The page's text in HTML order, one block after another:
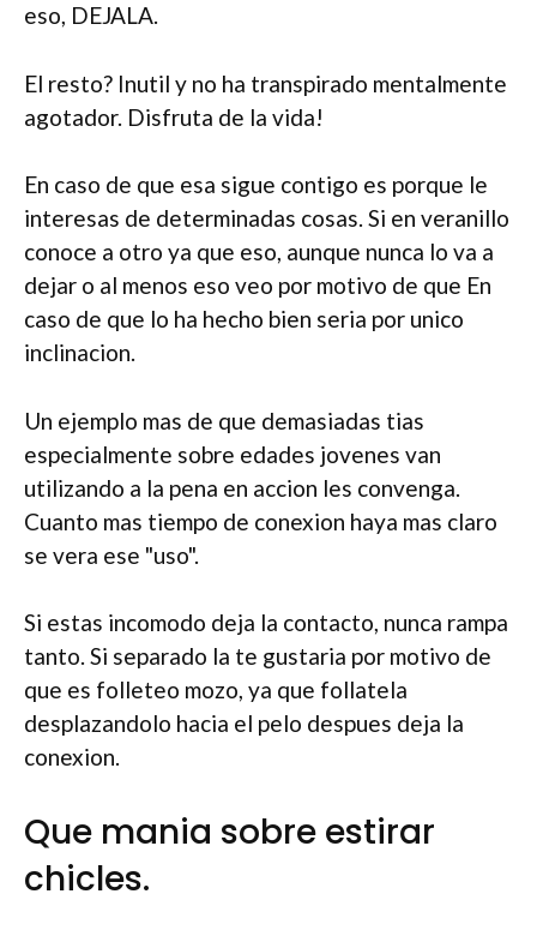
eso, DEJALA.
El resto? Inutil y no ha transpirado mentalmente
agotador. Disfruta de la vida!
En caso de que esa sigue contigo es porque le
interesas de determinadas cosas. Si en veranillo
conoce a otro ya que eso, aunque nunca lo va a
dejar o al menos eso veo por motivo de que En
caso de que lo ha hecho bien seri­a por unico
inclinacion.
Un ejemplo mas de que demasiadas tias
especialmente sobre edades jovenes van
utilizando a la pena en accion les convenga.
Cuanto mas tiempo de conexion haya mas claro
se vera ese "uso".
Si estas incomodo deja la contacto, nunca rampa
tanto. Si separado la te gustaria por motivo de
que es folleteo mozo, ya que follatela
desplazandolo hacia el pelo despues deja la
conexion.
Que mania sobre estirar
chicles.